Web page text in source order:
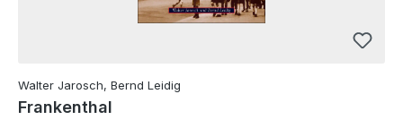
Walter Jarosch, Bernd Leidig
Frankenthal